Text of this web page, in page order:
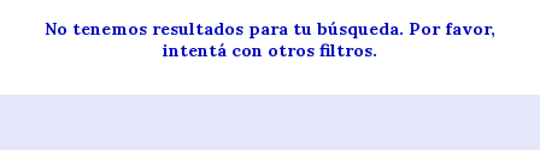
No tenemos resultados para tu búsqueda. Por favor,
intentá con otros filtros.